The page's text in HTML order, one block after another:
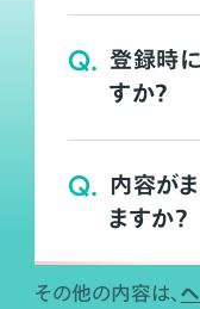
Q. 登録時
すか？
Q. 内容が
ますか？
その他の内容は、